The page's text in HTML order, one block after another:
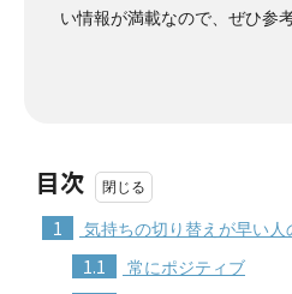
い情報が満載なので、ぜひ参
目次
1 気持ちの切り替えが早い人
1.1 常にポジティブ